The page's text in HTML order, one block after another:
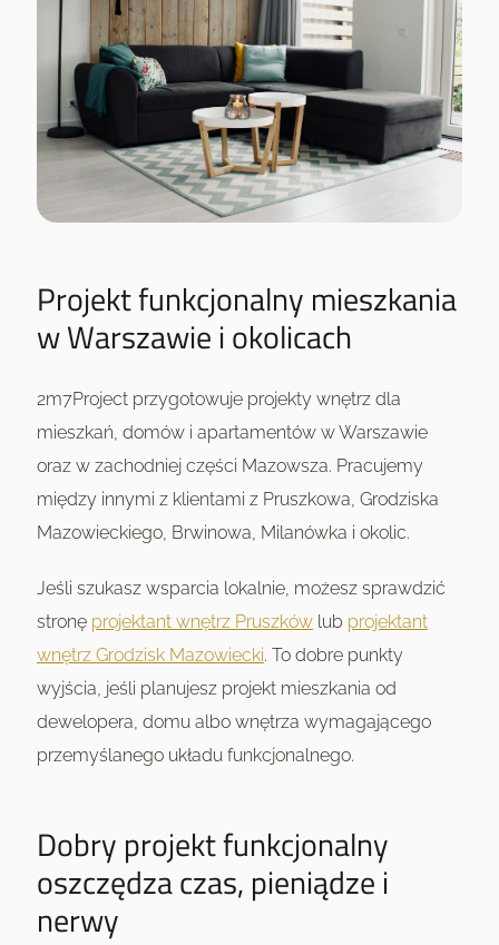
Projekt funkcjonalny mieszkania
w Warszawie i okolicach
2m7Project przygotowuje projekty wnętrz dla
mieszkań, domów i apartamentów w Warszawie
oraz w zachodniej części Mazowsza. Pracujemy
między innymi z klientami z Pruszkowa, Grodziska
Mazowieckiego, Brwinowa, Milanówka i okolic.
Jeśli szukasz wsparcia lokalnie, możesz sprawdzić
stronę projektant wnętrz Pruszków lub projektant
wnętrz Grodzisk Mazowiecki. To dobre punkty
wyjścia, jeśli planujesz projekt mieszkania od
dewelopera, domu albo wnętrza wymagającego
przemyślanego układu funkcjonalnego.
Dobry projekt funkcjonalny
oszczędza czas, pieniądze i
nerwy